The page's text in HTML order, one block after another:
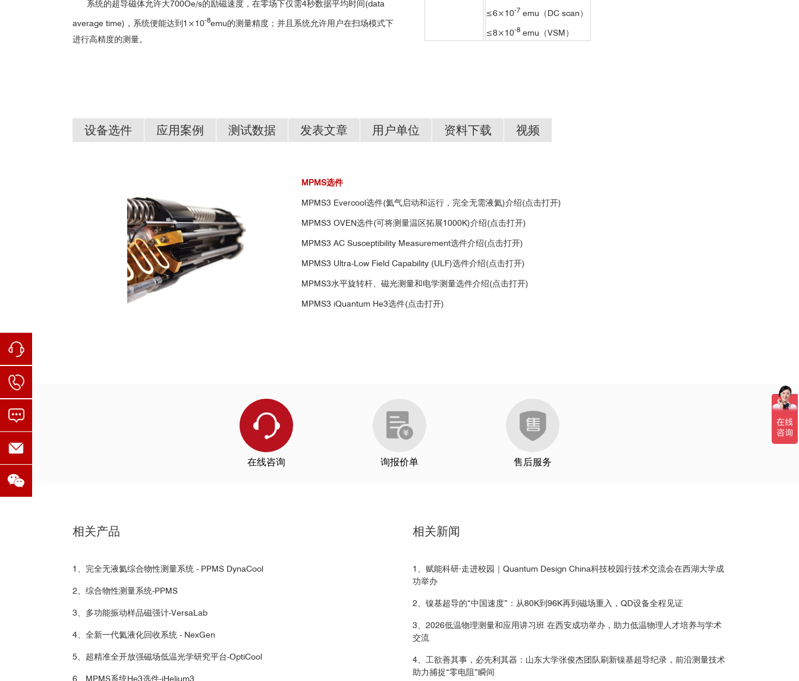
系统的超导磁体允许大700Oe/s的励磁速度，在零场下仅需4秒数据平均时间(data
average time)，系统便能达到1×10-8emu的测量精度；并且系统允许用户在扫场模式下
进行高精度的测量。
≤6×10-7 emu（DC scan）
≤8×10-8 emu（VSM）
设备选件 应用案例 测试数据 发表文章 用户单位 资料下载 视频
MPMS选件
MPMS3 Evercool选件(氦气启动和运行，完全无需液氦)介绍(点击打开)
MPMS3 OVEN选件(可将测量温区拓展1000K)介绍(点击打开)
MPMS3 AC Susceptibility Measurement选件介绍(点击打开)
MPMS3 Ultra-Low Field Capability (ULF)选件介绍(点击打开)
MPMS3水平旋转杆、磁光测量和电学测量选件介绍(点击打开)
MPMS3 iQuantum He3选件(点击打开)
的超导特性研究
2 20
2 20
■温下Al 6Re铝铼合金超导体相关性质研究
Nayak, Ajaya K., et al. "Magnetic antiskyrmions above room temperature in tetragonal Heusler materials." Nature 548.7669 (2017): 561-566.
Singha, Ratnadwip, et al. "Large nonsaturating magnetoresistance and signature of nondegenerate Dirac nodes in ZrSiS." Proceedings of the National Academy of
Sciences 114.10 (2017): 2468-2473.
Liu, Enke, et al. "Giant anomalous Hall effect in a ferromagnetic kagome-lattice semimetal." Nature physics 14.11 (2018): 1125-1131.
Bordelon, Mitchell M., et al. "Field-tunable quantum disordered ground state in the triangular-lattice antiferromagnet NaYbO 2." Nature Physics 15.10 (2019): 1058-1064.
Bahrami, Faranak, et al. "Thermodynamic evidence of proximity to a Kitaev spin liquid in Ag3LiIr 2O6." Physical review letters 123.23 (2019): 237203.
Deng, Liangzi, et al. "Higher superconducting transition temperature by breaking the universal pressure relation." Proceedings of the National Academy of Sciences 116.6
(2019): 2004-2008.
110
国内部分用户：
中国科学技术大学 山东大学
全新一代磁学测量系统-MPMS3.pdf
在线咨询 询报价单 售后服务
相关产品
1、完全无液氦综合物性测量系统 - PPMS DynaCool
2、综合物性测量系统-PPMS
3、多功能振动样品磁强计-VersaLab
4、全新一代氦液化回收系统 - NexGen
5、超精准全开放强磁场低温光学研究平台-OptiCool
6、MPMS系统He3选件-iHelium3
相关新闻
1、赋能科研·走进校园｜Quantum Design China科技校园行技术交流会在西湖大学成
功举办
2、镍基超导的“中国速度”：从80K到96K再到磁场重入，QD设备全程见证
3、2026低温物理测量和应用讲习班 在西安成功举办，助力低温物理人才培养与学术
交流
4、工欲善其事，必先利其器：山东大学张俊杰团队刷新镍基超导纪录，前沿测量技术
助力捕捉“零电阻”瞬间